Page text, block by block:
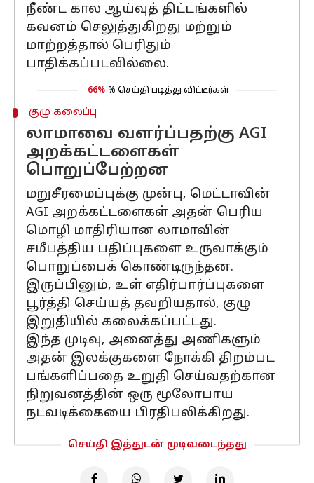
நீண்ட கால ஆய்வுத் திட்டங்களில்
கவனம் செலுத்துகிறது மற்றும்
மாற்றத்தால் பெரிதும்
பாதிக்கப்படவில்லை.
66% % செய்தி படித்து விட்டீர்கள்
குழு கலைப்பு
லாமாவை வளர்ப்பதற்கு AGI
அறக்கட்டளைகள்
பொறுப்பேற்றன
மறுசீரமைப்புக்கு முன்பு, மெட்டாவின்
AGI அறக்கட்டளைகள் அதன் பெரிய
மொழி மாதிரியான லாமாவின்
சமீபத்திய பதிப்புகளை உருவாக்கும்
பொறுப்பைக் கொண்டிருந்தன.
இருப்பினும், உள் எதிர்பார்ப்புகளை
பூர்த்தி செய்யத் தவறியதால், குழு
இறுதியில் கலைக்கப்பட்டது.
இந்த முடிவு, அனைத்து அணிகளும்
அதன் இலக்குகளை நோக்கி திறம்பட
பங்களிப்பதை உறுதி செய்வதற்கான
நிறுவனத்தின் ஒரு மூலோபாய
நடவடிக்கையை பிரதிபலிக்கிறது.
செய்தி இத்துடன் முடிவடைந்தது